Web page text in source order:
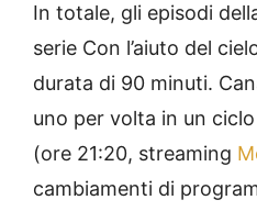
In totale, gli episodi
serie Con l’aiuto del
durata di 90 minuti.
uno per volta in un
(ore 21:20, streaming
cambiamenti di